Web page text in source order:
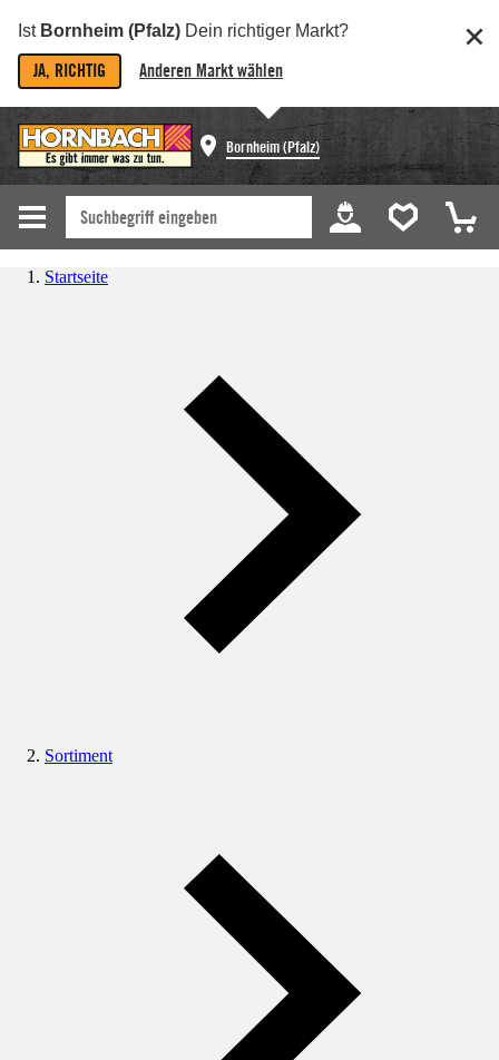
Ist Bornheim (Pfalz) Dein richtiger Markt?
JA, RICHTIG Anderen Markt wählen
Bornheim (Pfalz)
Startseite
Sortiment